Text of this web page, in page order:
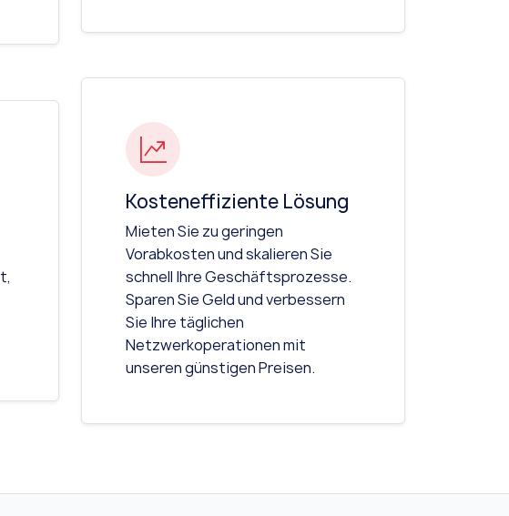
Kosteneffiziente Lösung
Mieten Sie zu geringen
Vorabkosten und skalieren Sie
schnell Ihre Geschäftsprozesse.
Sparen Sie Geld und verbessern
Sie Ihre täglichen
Netzwerkoperationen mit
unseren günstigen Preisen.